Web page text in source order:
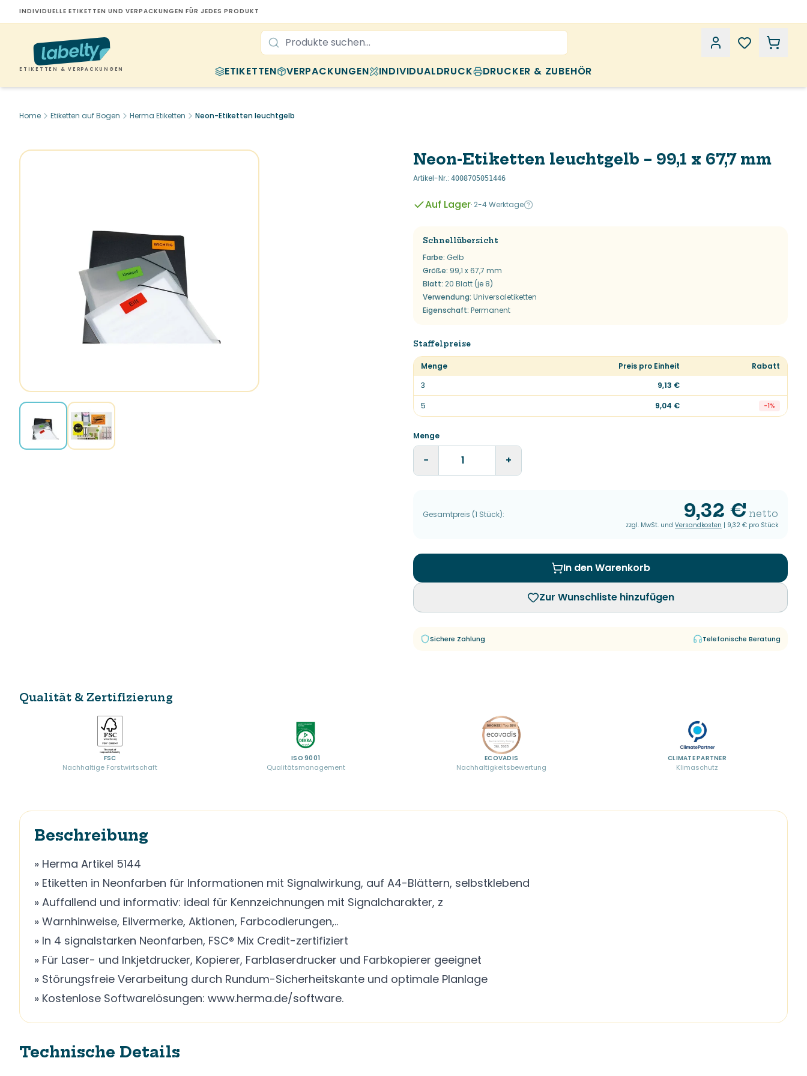
INDIVIDUELLE ETIKETTEN UND VERPACKUNGEN FÜR JEDES PRODUKT
ETIKETTEN & VERPACKUNGEN ETIKETTEN VERPACKUNGEN INDIVIDUALDRUCK DRUCKER & ZUBEHÖR
Home Etiketten auf Bogen Herma Etiketten Neon-Etiketten leuchtgelb
Neon-Etiketten leuchtgelb – 99,1 x 67,7 mm
Artikel-Nr.: 4008705051446
Auf Lager· 2-4 Werktage
Schnellübersicht
Farbe: Gelb
Größe: 99,1 x 67,7 mm
Blatt: 20 Blatt (je 8)
Verwendung: Universaletiketten
Eigenschaft: Permanent
Staffelpreise
Menge Preis pro Einheit
Rabatt
3
9,13 €
5
9,04 € -1%
Menge
− +
Gesamtpreis (1 Stück): 9,32 € netto
zzgl. MwSt. und Versandkosten | 9,32 € pro Stück
In den Warenkorb
Zur Wunschliste hinzufügen
Sichere Zahlung Telefonische Beratung
Qualität & Zertifizierung
FSC
Nachhaltige Forstwirtschaft
ISO 9001
Qualitätsmanagement
ECOVADIS
Nachhaltigkeitsbewertung
CLIMATE PARTNER
Klimaschutz
Beschreibung
» Herma Artikel 5144
» Etiketten in Neonfarben für Informationen mit Signalwirkung, auf A4-Blättern, selbstklebend
» Auffallend und informativ: ideal für Kennzeichnungen mit Signalcharakter, z
» Warnhinweise, Eilvermerke, Aktionen, Farbcodierungen,..
» In 4 signalstarken Neonfarben, FSC® Mix Credit-zertifiziert
» Für Laser- und Inkjetdrucker, Kopierer, Farblaserdrucker und Farbkopierer geeignet
» Störungsfreie Verarbeitung durch Rundum-Sicherheitskante und optimale Planlage
» Kostenlose Softwarelösungen: www.herma.de/software.
Technische Details